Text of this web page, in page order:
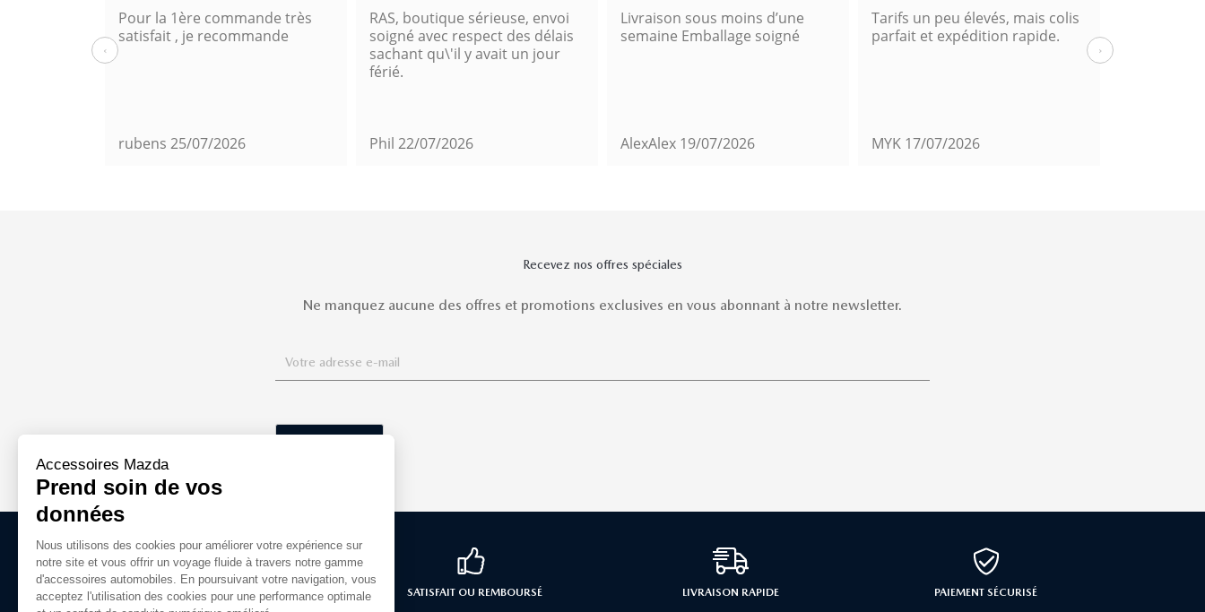
Pour la 1ère commande très
satisfait , je recommande
rubens 25/07/2026
RAS, boutique sérieuse, envoi
soigné avec respect des délais
sachant qu\'il y avait un jour
férié.
Phil 22/07/2026
Livraison sous moins d’une
semaine Emballage soigné
AlexAlex 19/07/2026
Tarifs un peu élevés, mais colis
parfait et expédition rapide.
MYK 17/07/2026
‹ ›
Recevez nos offres spéciales
Ne manquez aucune des offres et promotions exclusives en vous abonnant à notre newsletter.
ACCESSOIRES D'ORIGINE MAZDA SATISFAIT OU REMBOURSÉ LIVRAISON RAPIDE PAIEMENT SÉCURISÉ